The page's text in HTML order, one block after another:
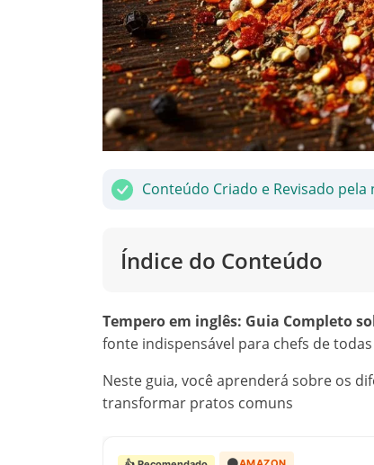
Conteúdo Criado e Revisado pela
Índice do Conteúdo
Tempero em inglês: Guia Completo
fonte indispensável para chefs de
Neste guia, você aprenderá sobre os
transformar pratos comuns